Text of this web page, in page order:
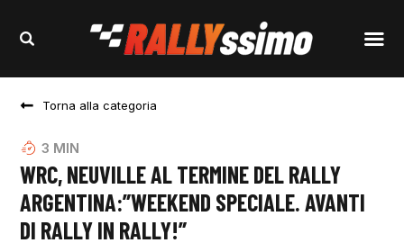
Torna alla categoria
3 MIN
WRC, NEUVILLE AL TERMINE DEL RALLY
ARGENTINA:”WEEKEND SPECIALE. AVANTI
DI RALLY IN RALLY!”